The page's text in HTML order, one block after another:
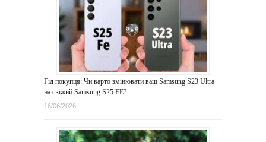
Гід покупця: Чи варто змінювати ваш Samsung S23 Ultra
на свіжий Samsung S25 FE?
16/06/2026